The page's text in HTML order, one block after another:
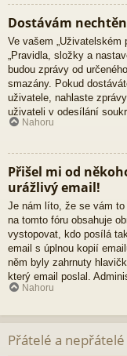
Dostávám
Ve vašem „Uživatelském
„Pravidla, složky a
budou zprávy od
smazány. Pokud
uživatele, nahlaste
uživateli v odesílání
Nahoru
Přišel mi od
urážlivý email!
Je nám líto, že se vám
na tomto fóru obsahuje
vystopovat, kdo posílá
email s úplnou kopií
něm byly zahrnuty
který email poslal.
Nahoru
Přátelé a nepřátelé